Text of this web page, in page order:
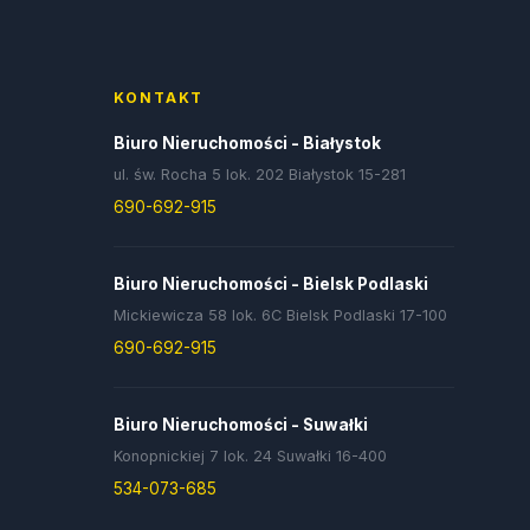
KONTAKT
Biuro Nieruchomości - Białystok
ul. św. Rocha 5 lok. 202 Białystok 15-281
690-692-915
Biuro Nieruchomości - Bielsk Podlaski
Mickiewicza 58 lok. 6C Bielsk Podlaski 17-100
690-692-915
Biuro Nieruchomości - Suwałki
Konopnickiej 7 lok. 24 Suwałki 16-400
534-073-685